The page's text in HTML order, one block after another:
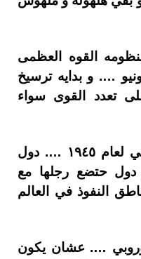
القوه العظمى
زلزال ٣٠ يونيو …. و بدايه ترسيخ
القوى سواء
كده كان لازم الدور يرجع تاني لعام ١٩٤٥ …. دول
رجلها مع
في العالم
…. عشان يكون